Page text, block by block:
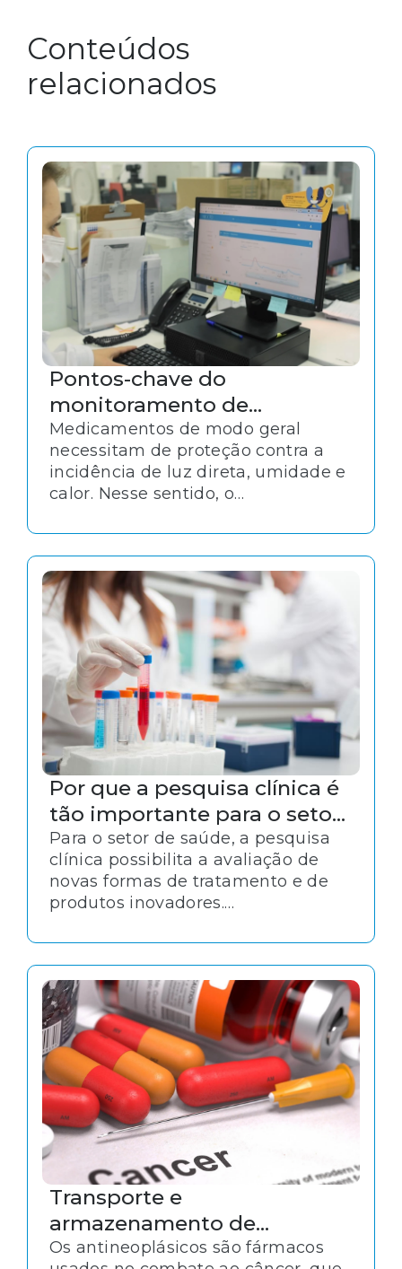
Conteúdos
relacionados
Pontos-chave do
monitoramento de
temperatura de
medicamentos termolábeis
Medicamentos de modo geral
necessitam de proteção contra a
incidência de luz direta, umidade e
calor. Nesse sentido, o
particularmente crítico para alguns
produtos e deve acompanhar todo
o processo de conservação e
transporte de medicamentos.
Por que a pesquisa clínica é
tão importante para o setor
de saúde?
Para o setor de saúde, a pesquisa
clínica possibilita a avaliação de
novas formas de tratamento e de
produtos inovadores.
pesquisa objetiva descobrir novas
metodologias terapêuticas para
substituir aquelas já existentes no
mercado.
Transporte e
armazenamento de
medicamentos
Os antineoplásicos são fármacos